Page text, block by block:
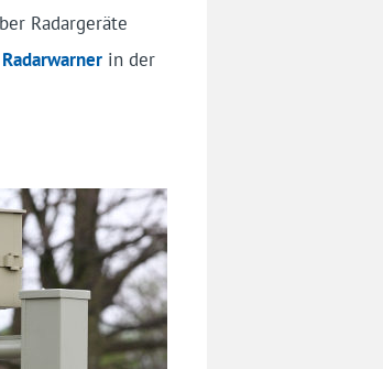
Radargeräte
Radarwarnerin der